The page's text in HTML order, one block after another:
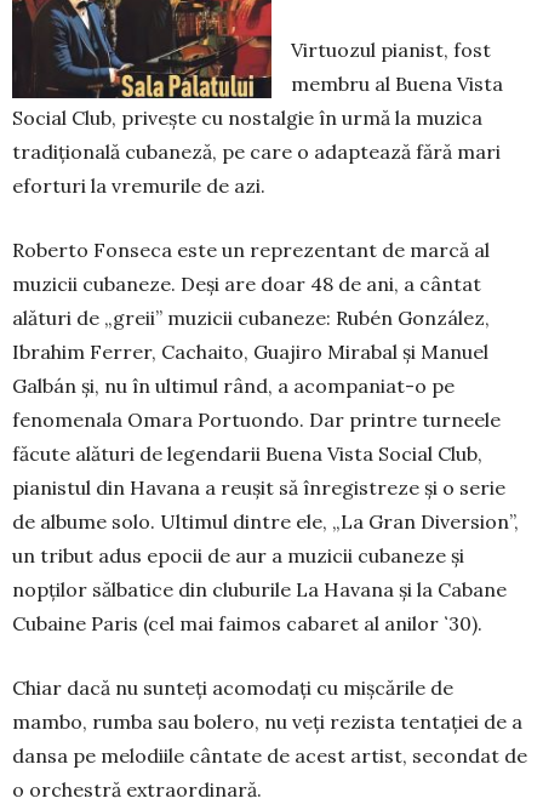
Virtuozul pianist, fost
membru al Buena Vista
Social Club, pri­veş­te cu nostalgie în urmă la muzica
tradi­ţio­nală cubaneză, pe care o adaptează fără mari
eforturi la vremurile de azi.
Roberto Fonseca es­te un reprezentant de marcă al
muzicii cuba­neze. Deși are doar 48 de ani, a cântat
alături de „greii” muzicii cubane­ze: Rubén González,
Ibra­him Ferrer, Ca­chaito, Guajiro Mirabal și Ma­nuel
Galbán și, nu în ultimul rând, a acom­paniat-o pe
fenomenala Omara Portuondo. Dar printre tur­neele
făcute alături de legendarii Buena Vista So­cial Club,
pianistul din Havana a reușit să înre­gistreze și o serie
de albume solo. Ultimul dintre ele, „La Gran Diversion”,
un tribut adus epocii de aur a muzicii cubaneze și
nopţilor sălbatice din cluburile La Havana și la Cabane
Cubaine Paris (cel mai faimos cabaret al anilor ῾30).
Chiar dacă nu sunteți acomodați cu mișcările de
mambo, rumba sau bolero, nu veți rezista tentației de a
dansa pe melodiile cântate de acest artist, se­condat de
o orchestră extraordinară.